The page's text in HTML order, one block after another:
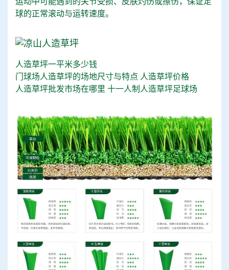
球的正常滚动与运转速度。
人造草坪一平米多少钱
门球场人造草坪的场地尺寸与特点 人造草坪价格
人造草坪批发市场在哪里 十一人制人造草坪足球场